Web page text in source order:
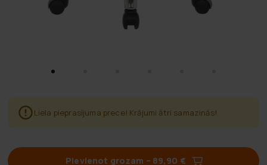
Liela pieprasījuma prece! Krājumi ātri samazinās!
Pievienot grozam – 89,90 €